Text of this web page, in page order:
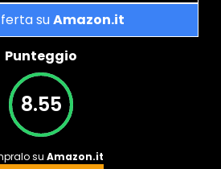
suAmazon.it
Punteggio
8.55
su Amazon.it